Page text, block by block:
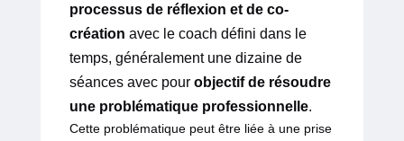
processus de réflexion et de co-
création avec le coach défini dans le
temps, généralement une dizaine de
séances avec pour objectif de résoudre
une problématique professionnelle.
Cette problématique peut être liée à une prise